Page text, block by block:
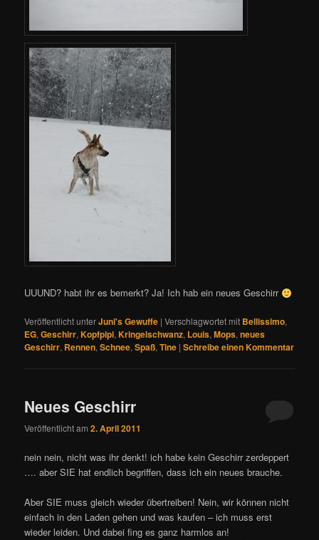
UUUND? habt ihr es bemerkt? Ja! Ich hab ein neues Geschirr
Veröffentlicht unterJuni's Gewuffe |Verschlagwortet mit Bellissimo,
EG,Geschirr,Kopfpipi,Kringelschwanz, Louis,Mops,neues
Geschirr, Rennen,Schnee,Spaß,Tine |Schreibe einen Kommentar
Neues Geschirr
Veröffentlicht am2. April 2011
nein nein, nicht was ihr denkt! ich habe kein Geschirr zerdeppert
…. aber SIE hat endlich begriffen, dass ich ein neues brauche.
Aber SIE muss gleich wieder übertreiben! Nein, wir können nicht
einfach in den Laden gehen und was kaufen – ich muss erst
wieder leiden. Und dabei fing es ganz harmlos an!